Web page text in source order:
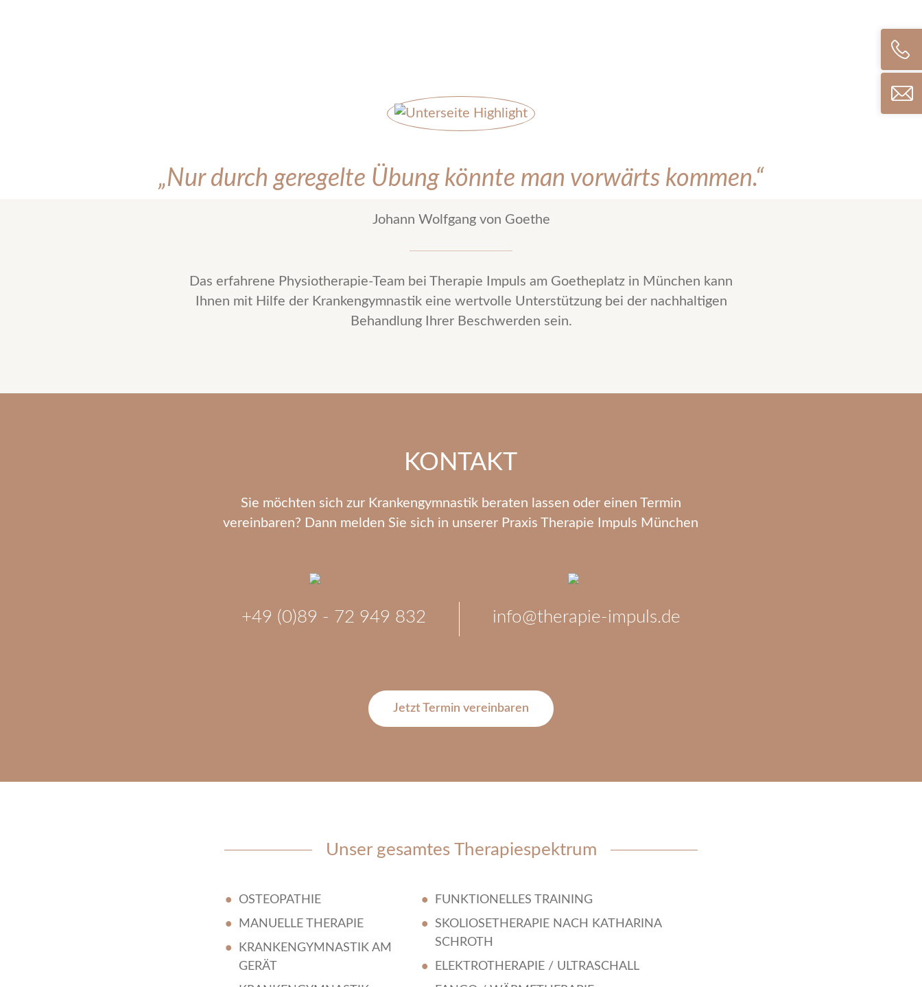
„Nur durch geregelte Übung könnte man vorwärts kommen.“
Johann Wolfgang von Goethe
Das erfahrene Physiotherapie-Team bei Therapie Impuls am Goetheplatz in München kann
Ihnen mit Hilfe der Krankengymnastik eine wertvolle Unterstützung bei der nachhaltigen
Behandlung Ihrer Beschwerden sein.
KONTAKT
Sie möchten sich zur Krankengymnastik beraten lassen oder einen Termin
vereinbaren? Dann melden Sie sich in unserer Praxis Therapie Impuls München
+49 (0)89 - 72 949 832 info@therapie-impuls.de
Jetzt Termin vereinbaren
Unser gesamtes Therapiespektrum
OSTEOPATHIE
MANUELLE THERAPIE
KRANKENGYMNASTIK AM
GERÄT
FUNKTIONELLES TRAINING
SKOLIOSETHERAPIE NACH KATHARINA
SCHROTH
ELEKTROTHERAPIE / ULTRASCHALL